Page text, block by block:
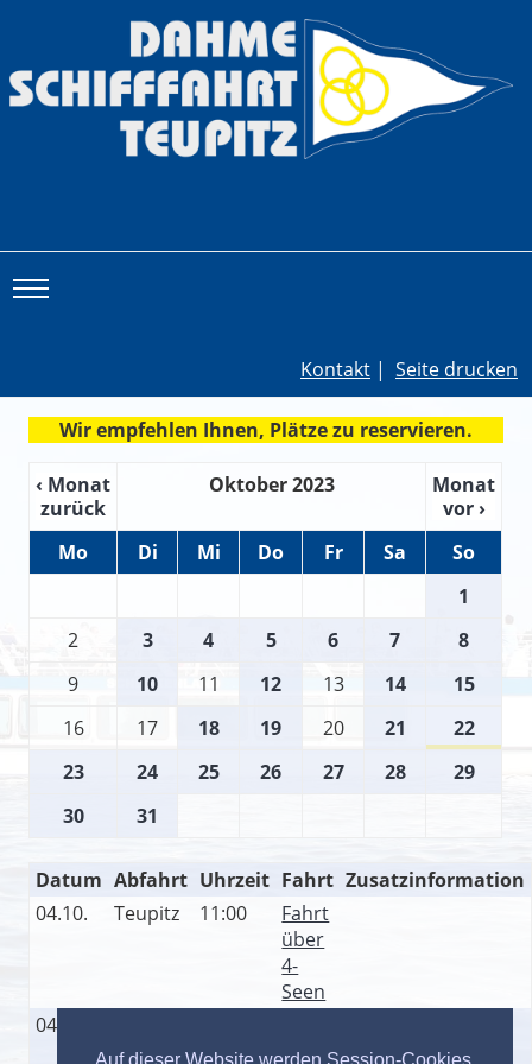
Kontakt | Seite drucken
Wir empfehlen Ihnen, Plätze zu reservieren.
‹ Monat
zurück
Oktober 2023
Monat
vor ›
Mo
Di Mi Do Fr Sa
So
1
2
3 4 5 6 7
8
9
10 11 12 13 14
15
16
17 18 19 20 21
22
23
24 25 26 27 28
29
30
31
Datum Abfahrt Uhrzeit Fahrt Zusatzinformation
04.10.
Teupitz 11:00
Fahrt
über
4-
Seen
04.10.
über